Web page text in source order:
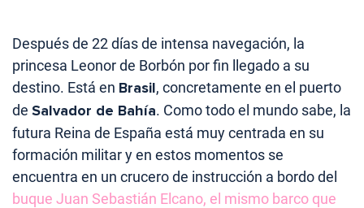
Después de 22 días de intensa navegación, la
princesa Leonor de Borbón por fin llegado a su
destino. Está en Brasil, concretamente en el puerto
de Salvador de Bahía. Como todo el mundo sabe, la
futura Reina de España está muy centrada en su
formación militar y en estos momentos se
encuentra en un crucero de instrucción a bordo del
buque Juan Sebastián Elcano, el mismo barco que